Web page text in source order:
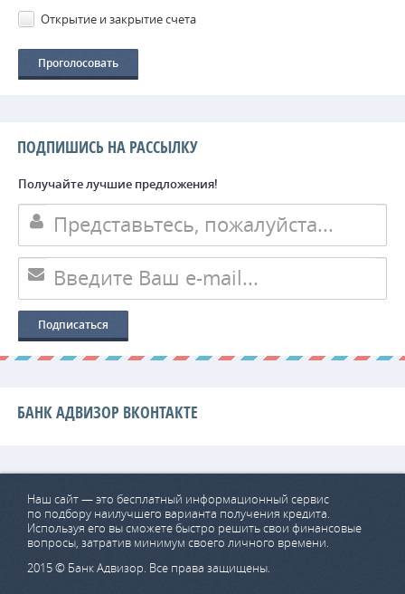
Открытие и закрытие счета
ПОДПИШИСЬ НА РАССЫЛКУ
Получайте лучшие предложения!
БАНК АДВИЗОР ВКОНТАКТЕ
Наш сайт — это бесплатный информационный сервис
по подбору наилучшего варианта получения кредита.
Используя его вы сможете быстро решить свои финансовые
вопросы, затратив минимум своего личного времени.
2015 © Банк Адвизор. Все права защищены.